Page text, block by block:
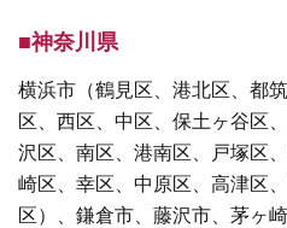
■神奈川県
横浜市（鶴見区、港北区、都
区、西区、中区、保土ヶ谷区
沢区、南区、港南区、戸塚区
崎区、幸区、中原区、高津区
区）、鎌倉市、藤沢市、茅ヶ